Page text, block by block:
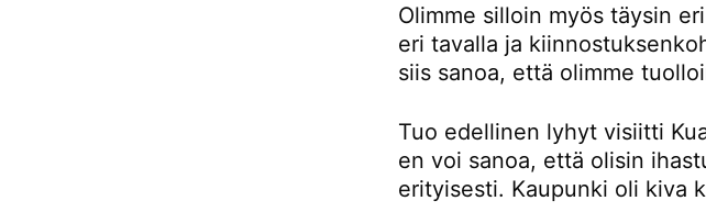
Olimme silloin myös täysin
eri tavalla ja
siis sanoa, että olimme
Tuo edellinen lyhyt visiitti
en voi sanoa, että olisin
erityisesti. Kaupunki oli kiva